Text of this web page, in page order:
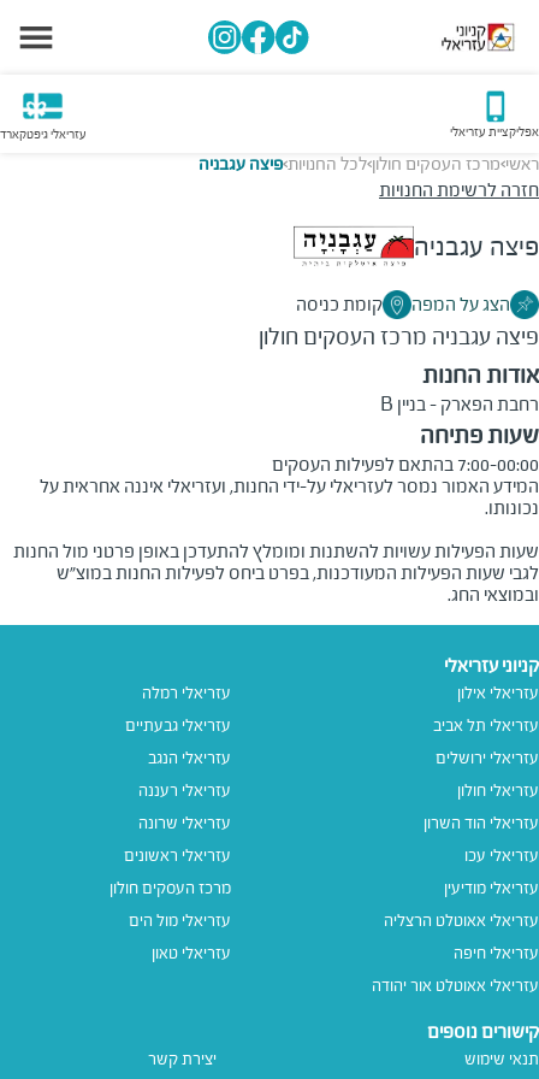
אפליקציית עזריאלי עזריאלי גיפטקארד
ראשי>מרכז העסקים חולון>לכל החנויות>פיצה עגבניה
חזרה לרשימת החנויות
פיצה עגבניה
הצג על המפה קומת כניסה
פיצה עגבניה מרכז העסקים חולון
אודות החנות
רחבת הפארק - בניין B
שעות פתיחה
7:00-00:00 בהתאם לפעילות העסקים
המידע האמור נמסר לעזריאלי על-ידי החנות, ועזריאלי איננה אחראית על
שעות הפעילות עשויות להשתנות ומומלץ להתעדכן באופן פרטני מול החנות
לגבי שעות הפעילות המעודכנות, בפרט ביחס לפעילות החנות במוצ"ש
ובמוצאי החג.
קניוני עזריאלי
עזריאלי אילון
עזריאלי תל אביב
עזריאלי ירושלים
עזריאלי חולון
עזריאלי הוד השרון
עזריאלי עכו
עזריאלי מודיעין
עזריאלי אאוטלט הרצליה
עזריאלי חיפה
עזריאלי אאוטלט אור יהודה
עזריאלי רמלה
עזריאלי גבעתיים
עזריאלי הנגב
עזריאלי רעננה
עזריאלי שרונה
עזריאלי ראשונים
מרכז העסקים חולון
עזריאלי מול הים
עזריאלי טאון
קישורים נוספים
תנאי שימוש יצירת קשר